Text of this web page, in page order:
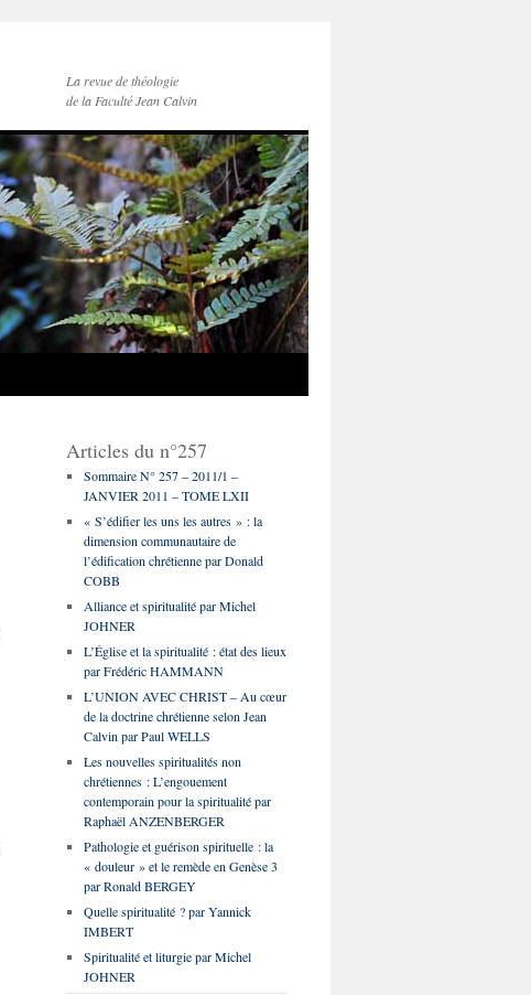
La revue de théologie
de la Faculté Jean Calvin
Articles du n°257
Sommaire N° 257 – 2011/1 –
JANVIER 2011 – TOME LXII
« S’édifier les uns les autres » : la
dimension communautaire de
l’édification chrétienne par Donald
COBB
Alliance et spiritualité par Michel
JOHNER
L’Église et la spiritualité : état des lieux
par Frédéric HAMMANN
L’UNION AVEC CHRIST – Au cœur
de la doctrine chrétienne selon Jean
Calvin par Paul WELLS
Les nouvelles spiritualités non
chrétiennes : L’engouement
contemporain pour la spiritualité par
Raphaël ANZENBERGER
Pathologie et guérison spirituelle : la
« douleur » et le remède en Genèse 3
par Ronald BERGEY
Quelle spiritualité ? par Yannick
IMBERT
Spiritualité et liturgie par Michel
JOHNER